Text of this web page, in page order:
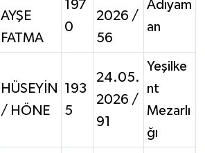
AYŞE
FATMA
197
0
2026 /
56
Adıyam
an
HÜSEYİN
/ HÖNE
193
5
24.05.
2026 /
91
Yeşilke
nt
Mezarlı
ğı